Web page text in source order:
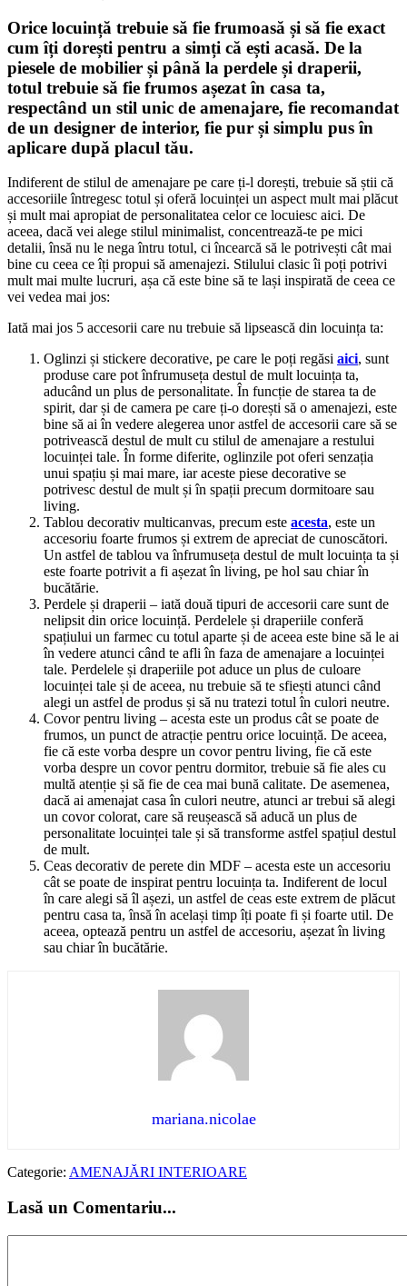
Orice locuință trebuie să fie frumoasă și să fie exact
cum îți dorești pentru a simți că ești acasă. De la
piesele de mobilier și până la perdele și draperii,
totul trebuie să fie frumos așezat în casa ta,
respectând un stil unic de amenajare, fie recomandat
de un designer de interior, fie pur și simplu pus în
aplicare după placul tău.
Indiferent de stilul de amenajare pe care ți-l dorești, trebuie să știi că
accesoriile întregesc totul și oferă locuinței un aspect mult mai plăcut
și mult mai apropiat de personalitatea celor ce locuiesc aici. De
aceea, dacă vei alege stilul minimalist, concentrează-te pe mici
detalii, însă nu le nega întru totul, ci încearcă să le potrivești cât mai
bine cu ceea ce îți propui să amenajezi. Stilului clasic îi poți potrivi
mult mai multe lucruri, așa că este bine să te lași inspirată de ceea ce
vei vedea mai jos:
Iată mai jos 5 accesorii care nu trebuie să lipsească din locuința ta:
Oglinzi și stickere decorative, pe care le poți regăsi aici, sunt
produse care pot înfrumuseța destul de mult locuința ta,
aducând un plus de personalitate. În funcție de starea ta de
spirit, dar și de camera pe care ți-o dorești să o amenajezi, este
bine să ai în vedere alegerea unor astfel de accesorii care să se
potrivească destul de mult cu stilul de amenajare a restului
locuinței tale. În forme diferite, oglinzile pot oferi senzația
unui spațiu și mai mare, iar aceste piese decorative se
potrivesc destul de mult și în spații precum dormitoare sau
living.
Tablou decorativ multicanvas, precum este acesta, este un
accesoriu foarte frumos și extrem de apreciat de cunoscători.
Un astfel de tablou va înfrumuseța destul de mult locuința ta și
este foarte potrivit a fi așezat în living, pe hol sau chiar în
bucătărie.
Perdele și draperii – iată două tipuri de accesorii care sunt de
nelipsit din orice locuință. Perdelele și draperiile conferă
spațiului un farmec cu totul aparte și de aceea este bine să le ai
în vedere atunci când te afli în faza de amenajare a locuinței
tale. Perdelele și draperiile pot aduce un plus de culoare
locuinței tale și de aceea, nu trebuie să te sfiești atunci când
alegi un astfel de produs și să nu tratezi totul în culori neutre.
Covor pentru living – acesta este un produs cât se poate de
frumos, un punct de atracție pentru orice locuință. De aceea,
fie că este vorba despre un covor pentru living, fie că este
vorba despre un covor pentru dormitor, trebuie să fie ales cu
multă atenție și să fie de cea mai bună calitate. De asemenea,
dacă ai amenajat casa în culori neutre, atunci ar trebui să alegi
un covor colorat, care să reușească să aducă un plus de
personalitate locuinței tale și să transforme astfel spațiul destul
de mult.
Ceas decorativ de perete din MDF – acesta este un accesoriu
cât se poate de inspirat pentru locuința ta. Indiferent de locul
în care alegi să îl așezi, un astfel de ceas este extrem de plăcut
pentru casa ta, însă în același timp îți poate fi și foarte util. De
aceea, optează pentru un astfel de accesoriu, așezat în living
sau chiar în bucătărie.
mariana.nicolae
Categorie: AMENAJĂRI INTERIOARE
Lasă un Comentariu...